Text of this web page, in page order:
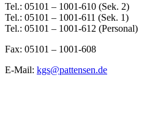
Tel.: 05101 – 1001-610 (Sek. 2)
Tel.: 05101 – 1001-611 (Sek. 1)
Tel.: 05101 – 1001-612 (Personal)
Fax: 05101 – 1001-608
E-Mail: kgs@pattensen.de